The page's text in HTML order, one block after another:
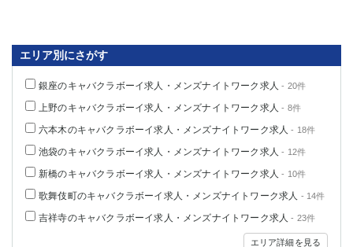
エリア別にさがす
銀座のキャバクラボーイ求人・メンズナイトワーク求人 - 20件
上野のキャバクラボーイ求人・メンズナイトワーク求人 - 8件
六本木のキャバクラボーイ求人・メンズナイトワーク求人 - 18件
池袋のキャバクラボーイ求人・メンズナイトワーク求人 - 12件
新橋のキャバクラボーイ求人・メンズナイトワーク求人 - 10件
歌舞伎町のキャバクラボーイ求人・メンズナイトワーク求人 - 14件
吉祥寺のキャバクラボーイ求人・メンズナイトワーク求人 - 23件
エリア詳細を見る